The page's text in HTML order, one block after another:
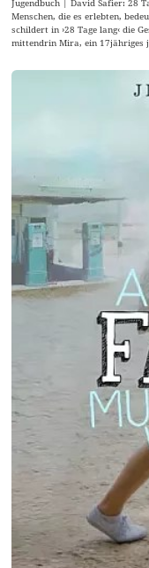
Jugendbuch | David Safier: 28
Menschen, die es erlebten,
schildert in ›28 Tage lang‹ die
mittendrin Mira, ein 17jähriges